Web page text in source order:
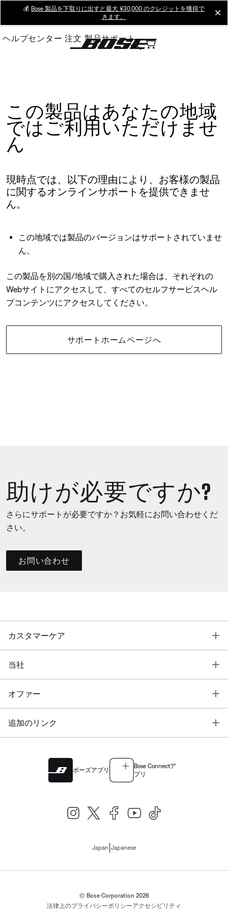
Main
💰 Bose 製品を下取りに出すと最大 ¥30,000 のクレジットを獲得で
きます。
ヘルプセンター 注文 製品サポート
この製品はあなたの地域
ではご利用いただけませ
ん
現時点では、以下の理由により、お客様の製品
に関するオンラインサポートを提供できませ
ん。
この地域では製品のバージョンはサポートされていませ
ん。
この製品を別の国/地域で購入された場合は、それぞれの
Webサイトにアクセスして、すべてのセルフサービスヘル
プコンテンツにアクセスしてください。
サポートホームページへ
助けが必要ですか?
さらにサポートが必要ですか？お気軽にお問い合わせくだ
さい。
お問い合わせ
カスタマーケア
当社
オファー
追加のリンク
ボーズアプリ
Bose Connectア
プリ
Japan Japanese
© Bose Corporation 2026
法律上のプライバシーポリシーアクセシビリティ